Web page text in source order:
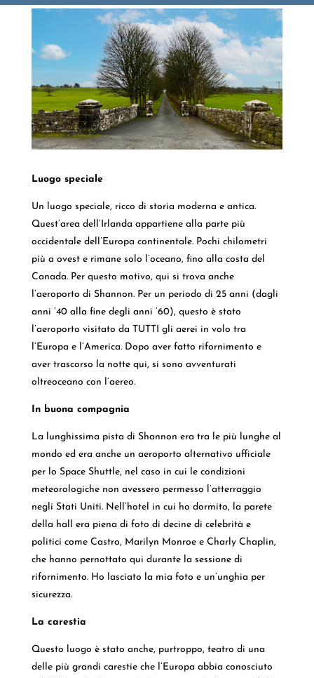
Luogo speciale
Un luogo speciale, ricco di storia moderna e antica.
Quest’area dell’Irlanda appartiene alla parte più
occidentale dell’Europa continentale. Pochi chilometri
più a ovest e rimane solo l’oceano, fino alla costa del
Canada. Per questo motivo, qui si trova anche
l’aeroporto di Shannon. Per un periodo di 25 anni (dagli
anni ’40 alla fine degli anni ’60), questo è stato
l’aeroporto visitato da TUTTI gli aerei in volo tra
l’Europa e l’America. Dopo aver fatto rifornimento e
aver trascorso la notte qui, si sono avventurati
oltreoceano con l’aereo.
In buona compagnia
La lunghissima pista di Shannon era tra le più lunghe al
mondo ed era anche un aeroporto alternativo ufficiale
per lo Space Shuttle, nel caso in cui le condizioni
meteorologiche non avessero permesso l’atterraggio
negli Stati Uniti. Nell’hotel in cui ho dormito, la parete
della hall era piena di foto di decine di celebrità e
politici come Castro, Marilyn Monroe e Charly Chaplin,
che hanno pernottato qui durante la sessione di
rifornimento. Ho lasciato la mia foto e un’unghia per
sicurezza.
La carestia
Questo luogo è stato anche, purtroppo, teatro di una
delle più grandi carestie che l’Europa abbia conosciuto